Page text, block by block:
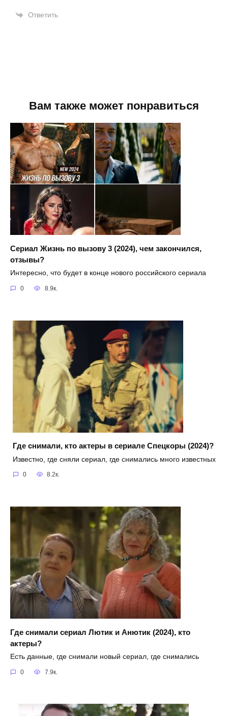
Ответить
Вам также может понравиться
Сериал Жизнь по вызову 3 (2024), чем закончился,
отзывы?
Интересно, что будет в конце нового российского сериала
0 8.9к.
Где снимали, кто актеры в сериале Спецкоры (2024)?
Известно, где сняли сериал, где снимались много известных
0 8.2к.
Где снимали сериал Лютик и Анютик (2024), кто
актеры?
Есть данные, где снимали новый сериал, где снимались
0 7.9к.